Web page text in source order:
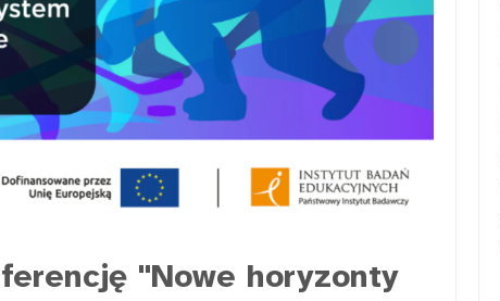
"Nowe horyzonty